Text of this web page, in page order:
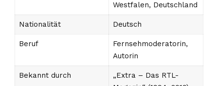
Westfalen, Deutschland
Nationalität Deutsch
Beruf
Fernsehmoderatorin,
Autorin
Bekannt durch
„Extra – Das RTL-